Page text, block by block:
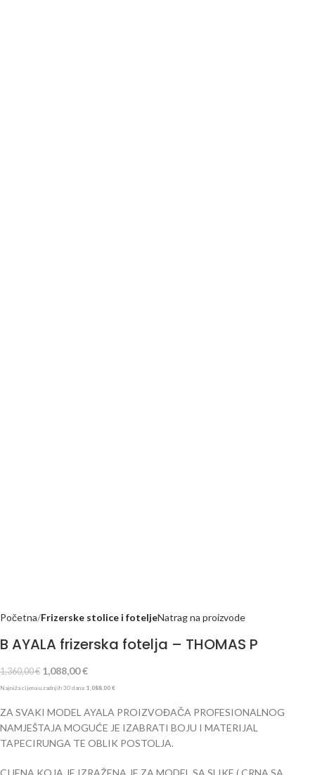
Početna Frizerske stolice i foteljeNatrag na proizvode
B AYALA frizerska fotelja – THOMAS P
1,360,00€ 1,088,00€
Najniža cijena u zadnjih 30 dana: 1,088,00 €
ZA SVAKI MODEL AYALA PROIZVOĐAČA PROFESIONALNOG
NAMJEŠTAJA MOGUĆE JE IZABRATI BOJU I MATERIJAL
TAPECIRUNGA TE OBLIK POSTOLJA.